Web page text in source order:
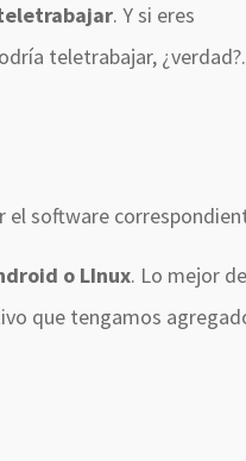
. Y si eres
teletrabajar,
el software
o LInux. Lo mejor de
que tengamos